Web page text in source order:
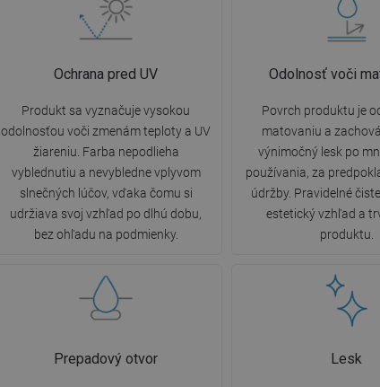
Ochrana pred UV
Produkt sa vyznačuje vysokou
odolnosťou voči zmenám teploty a UV
žiareniu. Farba nepodlieha
vyblednutiu a nevybledne vplyvom
slnečných lúčov, vďaka čomu si
udržiava svoj vzhľad po dlhú dobu,
bez ohľadu na podmienky.
Odolnosť voči
Povrch produktu je
matovaniu a
výnimočný lesk po
používania, za
údržby. Pravidelné
estetický vzhľad a
produktu.
Prepadový otvor Lesk